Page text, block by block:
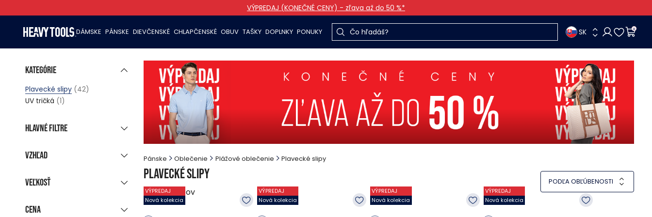
VÝPREDAJ (KONEČNÉ CENY) - zľava až do 50 %*
DÁMSKE PÁNSKE DIEVČENSKÉ CHLAPČENSKÉ OBUV TAŠKY DOPLNKY PONUKY SK 0
Pánske Oblečenie Plážové oblečenie Plavecké slipy
Plavecké slipy
42produktov
PODĽA OBĽÚBENOSTI
VÝPREDAJ
Nová kolekcia
VÝPREDAJ
Nová kolekcia
VÝPREDAJ
Nová kolekcia
VÝPREDAJ
Nová kolekcia
Kategórie
Plavecké slipy (42)
UV tričká (1)
Hlavné filtre
Posledné kusy
Vzhľad
Veľkosť
S
Cena